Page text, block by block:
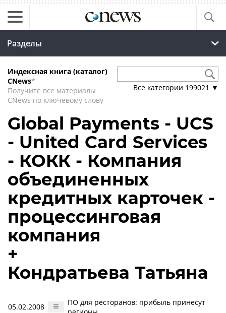
Разделы
Индексная книга (каталог)
CNews*
Получите все материалы
CNews по ключевому слову
Все категории 199021 ▼
Global Payments - UCS
- United Card Services
- КОКК - Компания
объединенных
кредитных карточек -
процессинговая
компания
+
Кондратьева Татьяна
05.02.2008
ПО для ресторанов: прибыль принесут